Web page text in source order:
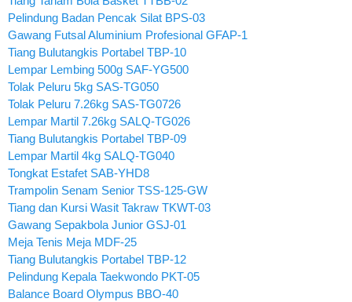
Pelindung Badan Pencak Silat BPS-03
Gawang Futsal Aluminium Profesional GFAP-1
Tiang Bulutangkis Portabel TBP-10
Lempar Lembing 500g SAF-YG500
Tolak Peluru 5kg SAS-TG050
Tolak Peluru 7.26kg SAS-TG0726
Lempar Martil 7.26kg SALQ-TG026
Tiang Bulutangkis Portabel TBP-09
Lempar Martil 4kg SALQ-TG040
Tongkat Estafet SAB-YHD8
Trampolin Senam Senior TSS-125-GW
Tiang dan Kursi Wasit Takraw TKWT-03
Gawang Sepakbola Junior GSJ-01
Meja Tenis Meja MDF-25
Tiang Bulutangkis Portabel TBP-12
Pelindung Kepala Taekwondo PKT-05
Balance Board Olympus BBO-40